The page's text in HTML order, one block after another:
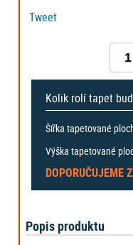
Tweet
Kolik rolí tapet
Šířka tapetované
Výška tapetované
DOPORUČUJEME
Popis produktu